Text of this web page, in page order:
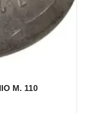
M. 110